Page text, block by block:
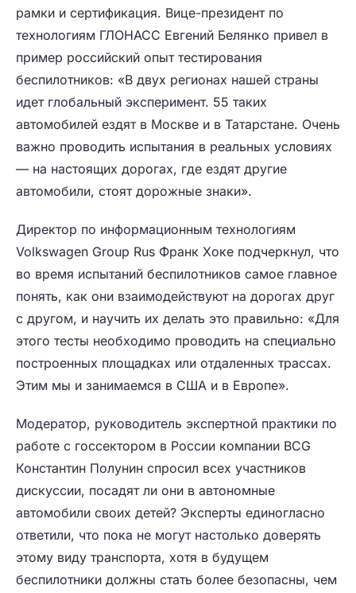
рамки и сертификация. Вице-президент по
технологиям ГЛОНАСС Евгений Белянко привел в
пример российский опыт тестирования
беспилотников: «В двух регионах нашей страны
идет глобальный эксперимент. 55 таких
автомобилей ездят в Москве и в Татарстане. Очень
важно проводить испытания в реальных условиях
— на настоящих дорогах, где ездят другие
автомобили, стоят дорожные знаки».
Директор по информационным технологиям
Volkswagen Group Rus Франк Хоке подчеркнул, что
во время испытаний беспилотников самое главное
понять, как они взаимодействуют на дорогах друг
с другом, и научить их делать это правильно: «Для
этого тесты необходимо проводить на специально
построенных площадках или отдаленных трассах.
Этим мы и занимаемся в США и в Европе».
Модератор, руководитель экспертной практики по
работе с госсектором в России компании BCG
Константин Полунин спросил всех участников
дискуссии, посадят ли они в автономные
автомобили своих детей? Эксперты единогласно
ответили, что пока не могут настолько доверять
этому виду транспорта, хотя в будущем
беспилотники должны стать более безопасны, чем